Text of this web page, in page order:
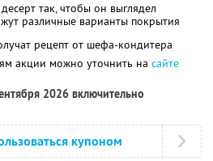
так, чтобы он выглядел
различные варианты покрытия
рецепт от шефа-кондитера
акции можно уточнить на сайте
2026 включительно
купоном